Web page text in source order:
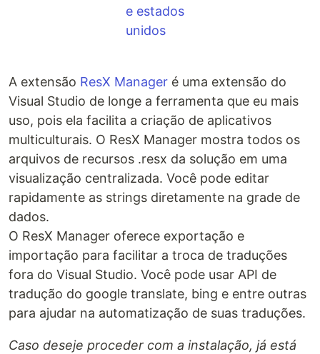
A extensão ResX Manager é uma extensão do
Visual Studio de longe a ferramenta que eu mais
uso, pois ela facilita a criação de aplicativos
multiculturais. O ResX Manager mostra todos os
arquivos de recursos .resx da solução em uma
visualização centralizada. Você pode editar
rapidamente as strings diretamente na grade de
dados.
O ResX Manager oferece exportação e
importação para facilitar a troca de traduções
fora do Visual Studio. Você pode usar API de
tradução do google translate, bing e entre outras
para ajudar na automatização de suas traduções.
Caso deseje proceder com a instalação, já está